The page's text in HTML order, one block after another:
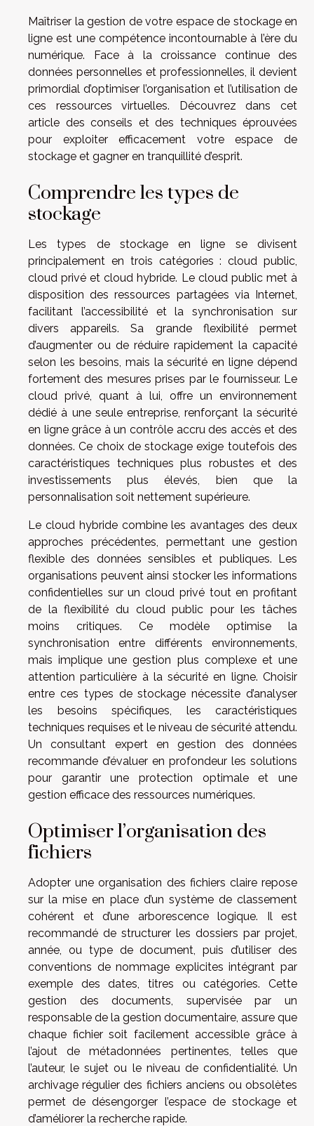
Maîtriser la gestion de votre espace de stockage en
ligne est une compétence incontournable à l’ère du
numérique. Face à la croissance continue des
données personnelles et professionnelles, il devient
primordial d’optimiser l’organisation et l’utilisation de
ces ressources virtuelles. Découvrez dans cet
article des conseils et des techniques éprouvées
pour exploiter efficacement votre espace de
stockage et gagner en tranquillité d’esprit.
Comprendre les types de
stockage
Les types de stockage en ligne se divisent
principalement en trois catégories : cloud public,
cloud privé et cloud hybride. Le cloud public met à
disposition des ressources partagées via Internet,
facilitant l’accessibilité et la synchronisation sur
divers appareils. Sa grande flexibilité permet
d’augmenter ou de réduire rapidement la capacité
selon les besoins, mais la sécurité en ligne dépend
fortement des mesures prises par le fournisseur. Le
cloud privé, quant à lui, offre un environnement
dédié à une seule entreprise, renforçant la sécurité
en ligne grâce à un contrôle accru des accès et des
données. Ce choix de stockage exige toutefois des
caractéristiques techniques plus robustes et des
investissements plus élevés, bien que la
personnalisation soit nettement supérieure.
Le cloud hybride combine les avantages des deux
approches précédentes, permettant une gestion
flexible des données sensibles et publiques. Les
organisations peuvent ainsi stocker les informations
confidentielles sur un cloud privé tout en profitant
de la flexibilité du cloud public pour les tâches
moins critiques. Ce modèle optimise la
synchronisation entre différents environnements,
mais implique une gestion plus complexe et une
attention particulière à la sécurité en ligne. Choisir
entre ces types de stockage nécessite d’analyser
les besoins spécifiques, les caractéristiques
techniques requises et le niveau de sécurité attendu.
Un consultant expert en gestion des données
recommande d’évaluer en profondeur les solutions
pour garantir une protection optimale et une
gestion efficace des ressources numériques.
Optimiser l’organisation des
fichiers
Adopter une organisation des fichiers claire repose
sur la mise en place d’un système de classement
cohérent et d’une arborescence logique. Il est
recommandé de structurer les dossiers par projet,
année, ou type de document, puis d’utiliser des
conventions de nommage explicites intégrant par
exemple des dates, titres ou catégories. Cette
gestion des documents, supervisée par un
responsable de la gestion documentaire, assure que
chaque fichier soit facilement accessible grâce à
l’ajout de métadonnées pertinentes, telles que
l’auteur, le sujet ou le niveau de confidentialité. Un
archivage régulier des fichiers anciens ou obsolètes
permet de désengorger l’espace de stockage et
d’améliorer la recherche rapide.